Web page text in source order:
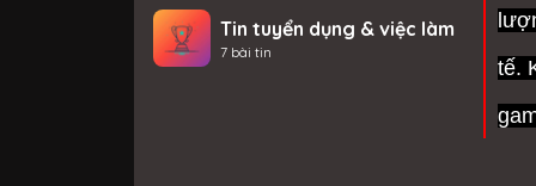
tế.
Tin tuyển dụng & việc làm
7 bài tin